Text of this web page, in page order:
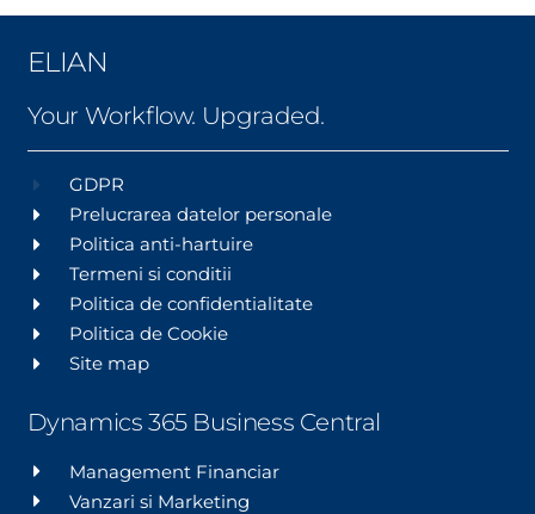
ELIAN
Your Workflow. Upgraded.
GDPR
Prelucrarea datelor personale
Politica anti-hartuire
Termeni si conditii
Politica de confidentialitate
Politica de Cookie
Site map
Dynamics 365 Business Central
Management Financiar
Vanzari si Marketing